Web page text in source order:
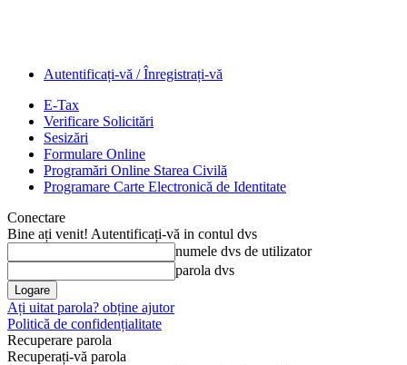
Autentificați-vă / Înregistrați-vă
E-Tax
Verificare Solicitări
Sesizări
Formulare Online
Programări Online Starea Civilă
Programare Carte Electronică de Identitate
Conectare
Bine ați venit! Autentificați-vă in contul dvs
numele dvs de utilizator
parola dvs
Ați uitat parola? obține ajutor
Politică de confidențialitate
Recuperare parola
Recuperați-vă parola